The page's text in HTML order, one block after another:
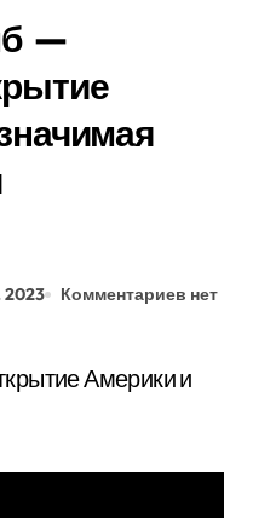
—
2023 Комментариев нет